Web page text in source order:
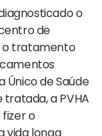
o
de
o tratamento
de Saúde
tratada, a PVHA
o
vida longa